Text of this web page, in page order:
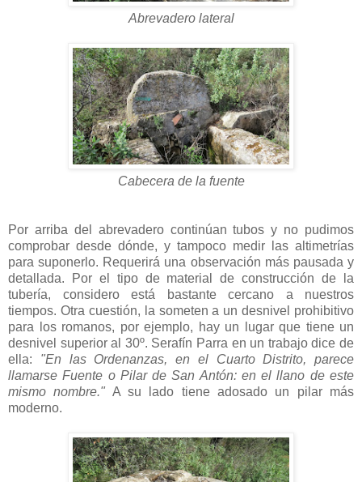
Abrevadero lateral
Cabecera de la fuente
Por arriba del abrevadero continúan tubos y no pudimos
comprobar desde dónde, y tampoco medir las altimetrías
para suponerlo. Requerirá una observación más pausada y
detallada. Por el tipo de material de construcción de la
tubería, considero está bastante cercano a nuestros
tiempos. Otra cuestión, la someten a un desnivel prohibitivo
para los romanos, por ejemplo, hay un lugar que tiene un
desnivel superior al 30º. Serafín Parra en un trabajo dice de
ella: "En las Ordenanzas, en el Cuarto Distrito, parece
llamarse Fuente o Pilar de San Antón: en el llano de este
mismo nombre." A su lado tiene adosado un pilar más
moderno.